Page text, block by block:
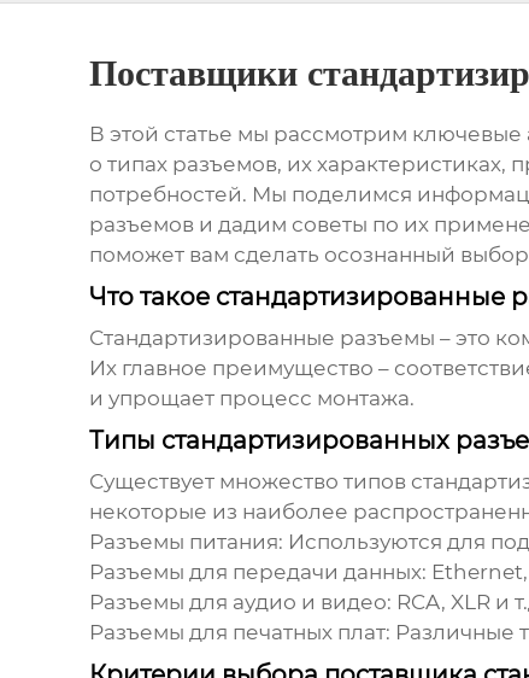
Поставщики
В этой статье мы рассмотрим
о типах разъемов, их
потребностей. Мы поделимся
разъемов и дадим советы по их
поможет вам сделать осознанный
Что такое стандартизированные
Стандартизированные разъемы – это
Их главное преимущество –
и упрощает процесс монтажа.
Типы стандартизированных
Существует множество типов
некоторые из наиболее
Разъемы питания: Используются для
Разъемы для передачи данных:
Разъемы для аудио и видео: RCA, XLR и
Разъемы для печатных плат: Различные